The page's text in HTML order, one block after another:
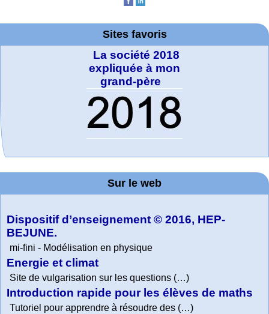
Sites favoris
Wolfram web
resources
La société 2018
expliquée à mon
grand-père
MATHCURVE.CO
M
Wolfram
Mathematica
Tutorial
Collection
Online math
practice and
lessons
Wolfram
Education Portal
WolframTones :
Generate a
Composition
Wolfram
Demonstrations
Project. College
Physics
Office fédéral de
la statistique
Arts-Scènes
Sur le web
Dispositif d’enseignement © 2016, HEP-
BEJUNE.
mi-fini - Modélisation en physique
Energie et climat
Site de vulgarisation sur les questions (…)
Introduction rapide pour les élèves de maths
Tutoriel pour apprendre à résoudre des (…)